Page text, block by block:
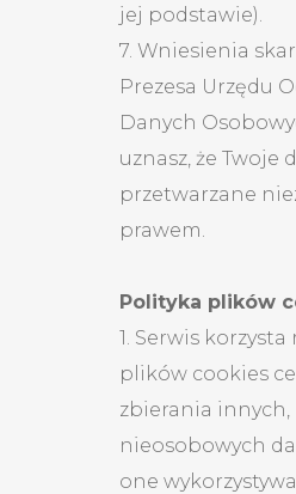
jej podstawie).
7. Wniesienia
Prezesa Urzędu
Danych
uznasz, że Twoje
przetwarzane
prawem.
Polityka plików
1. Serwis
plików cookies
zbierania innych,
nieosobowych
one